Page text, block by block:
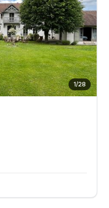
1/28